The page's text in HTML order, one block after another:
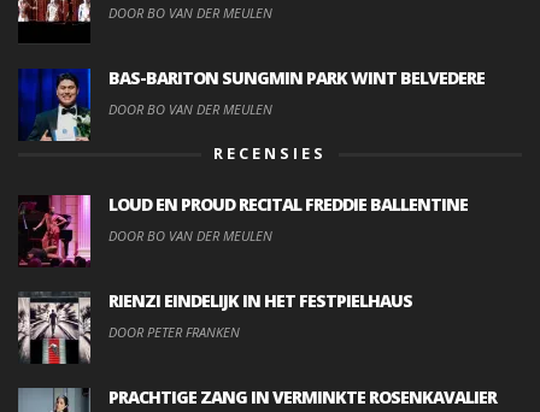
DOOR BO VAN DER MEULEN
BAS-BARITON SUNGMIN PARK WINT BELVEDERE
DOOR BO VAN DER MEULEN
RECENSIES
LOUD EN PROUD RECITAL FREDDIE BALLENTINE
DOOR BO VAN DER MEULEN
RIENZI EINDELIJK IN HET FESTPIELHAUS
DOOR PETER FRANKEN
PRACHTIGE ZANG IN VERMINKTE ROSENKAVALIER